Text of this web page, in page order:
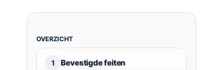
OVERZICHT
1 Bevestigde feiten